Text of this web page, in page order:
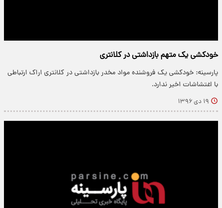
خودکشی یک متهم بازداشتی در کلانتری
پارسینه: خودکشی یک فروشنده مواد مخدر بازداشتی در کلانتری اراک ارتباطی
با اغتشاشات اخیر ندارد.
۱۹ دی ۱۳۹۶